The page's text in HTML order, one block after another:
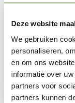
Deze website
We gebruiken
personaliseren,
en om ons
informatie over
partners voor
partners kunnen
Skulls - Markers
Niet op voorraad